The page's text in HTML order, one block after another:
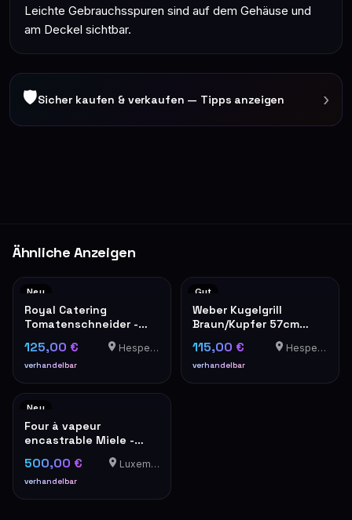
Leichte Gebrauchsspuren sind auf dem Gehäuse und
am Deckel sichtbar.
🛡Sicher kaufen & verkaufen — Tipps anzeigen ›
Ähnliche Anzeigen
Neu
Royal Catering
Tomatenschneider -
125,00 €
verhandelbar
Hesperange
Gut
Weber Kugelgrill
Braun/Kupfer 57cm
115,00 €
verhandelbar
Hesperange
Neu
Four à vapeur
encastrable Miele -
Inox/Noir - À encastrer
500,00 €
verhandelbar
Luxembourg